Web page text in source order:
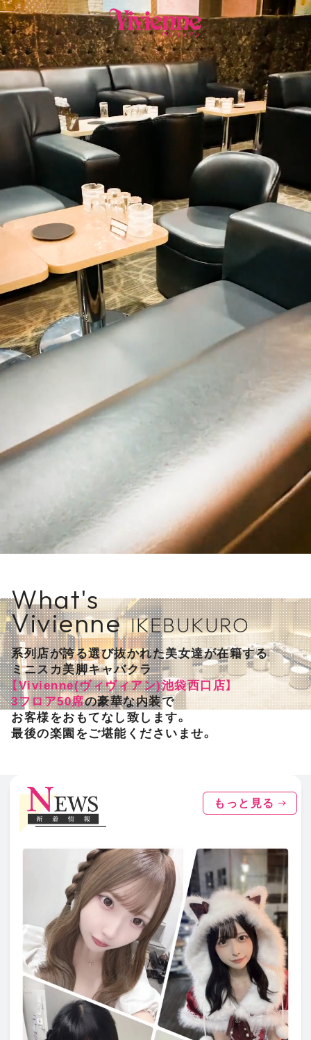
What's
VivienneIKEBUKURO
系列店が誇る選び抜かれた美女達が在籍する
ミニスカ美脚キャバクラ
【Vivienne(ヴィヴィアン)池袋西口店】
3フロア50席の豪華な内装で
お客様をおもてなし致します。
最後の楽園をご堪能くださいませ。
もっと見る